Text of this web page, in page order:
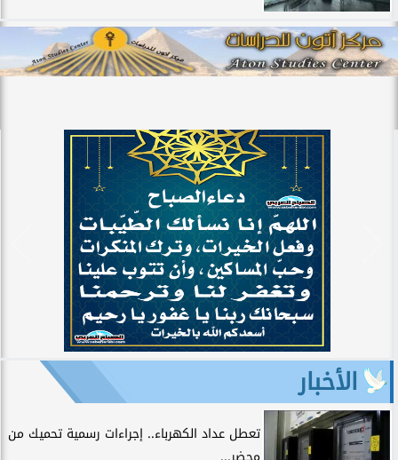
الأخبار
تعطل عداد الكهرباء.. إجراءات رسمية تحميك من